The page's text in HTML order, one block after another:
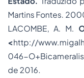
Martins Fontes.
LACOMBE, A. M.
<http://
046-
de 2016.